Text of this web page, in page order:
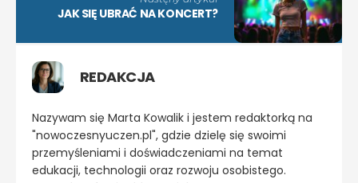
JAK SIĘ UBRAĆ NA KONCERT?
REDAKCJA
Nazywam się Marta Kowalik i jestem redaktorką na
"nowoczesnyuczen.pl", gdzie dzielę się swoimi
przemyśleniami i doświadczeniami na temat
edukacji, technologii oraz rozwoju osobistego.